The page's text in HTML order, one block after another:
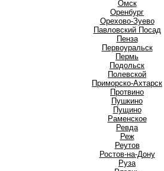
Омск
Оренбург
Орехово-Зуево
Павловский Посад
Пенза
Первоуральск
Пермь
Подольск
Полевской
Приморско-Ахтарск
Протвино
Пушкино
Пущино
Раменское
Ревда
Реж
Реутов
Ростов-на-Дону
Руза